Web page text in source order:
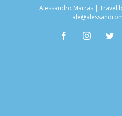
Alessandro Marras | Travel
facebookinstagram